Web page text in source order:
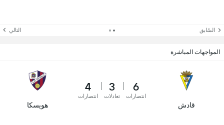
السّابق التالي
المواجهات المباشرة
قادش
6
انتصارات
3
تعادلات
4
انتصارات
هويسكا